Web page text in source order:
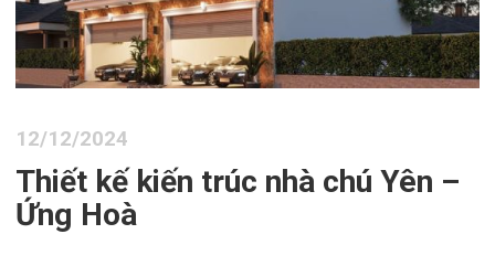
12/12/2024
Thiết kế kiến trúc nhà chú Yên –
Ứng Hoà